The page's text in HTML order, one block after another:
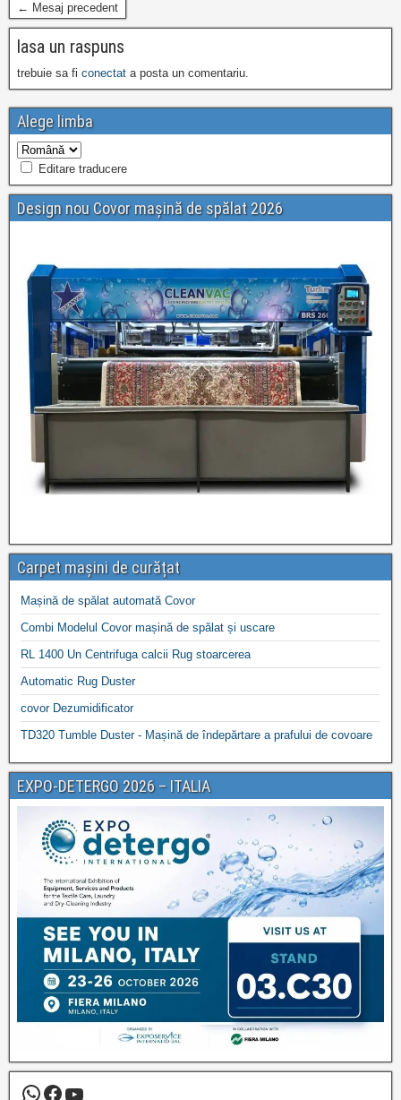
← Mesaj precedent
lasa un raspuns
trebuie sa fi conectat a posta un comentariu.
Alege limba
Editare traducere
Design nou Covor mașină de spălat 2026
Carpet mașini de curățat
Mașină de spălat automată Covor
Combi Modelul Covor mașină de spălat și uscare
RL 1400 Un Centrifuga calcii Rug stoarcerea
Automatic Rug Duster
covor Dezumidificator
TD320 Tumble Duster - Mașină de îndepărtare a prafului de covoare
EXPO-DETERGO 2026 – ITALIA